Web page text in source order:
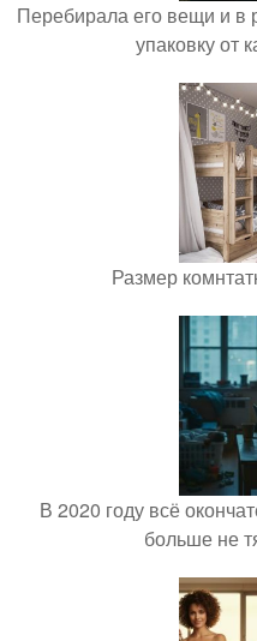
Перебирала его вещи и в
упаковку от
Размер
В 2020 году всё
больше не